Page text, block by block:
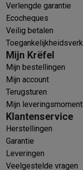
Verlengde garantie
Ecocheques
Veilig betalen
Mijn Krëfel
Mijn bestellingen
Mijn account
Terugsturen
Mijn leveringsmoment
Klantenservice
Herstellingen
Garantie
Leveringen
Veelgestelde vragen